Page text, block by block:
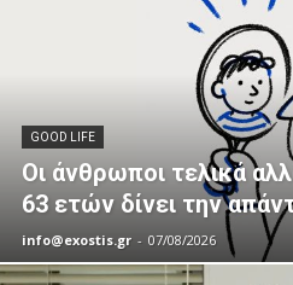
GOOD LIFE
Οι άνθρωποι τελικά
63 ετών δίνει την
info@exostis.gr - 07/08/2026